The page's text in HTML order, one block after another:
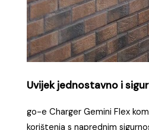
Uvijek jednostavno i
go-e Charger Gemini Flex
korištenja s naprednim